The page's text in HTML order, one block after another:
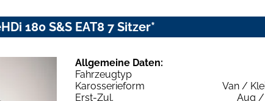
180 S&S EAT8 7 Sitzer*
Allgemeine Daten:
Fahrzeugtyp
Karosserieform
Van /
Erst-Zul.
Aug /